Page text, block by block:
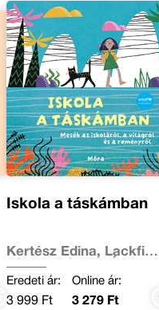
Iskola a táskámban
Kertész Edina, Lackfi
János, Mészöly Ágnes,
Miklya Luzsányi Mónika,
Szabó Imola Julianna,
Eredeti ár:
3 999 Ft
Online ár:
3 279 Ft